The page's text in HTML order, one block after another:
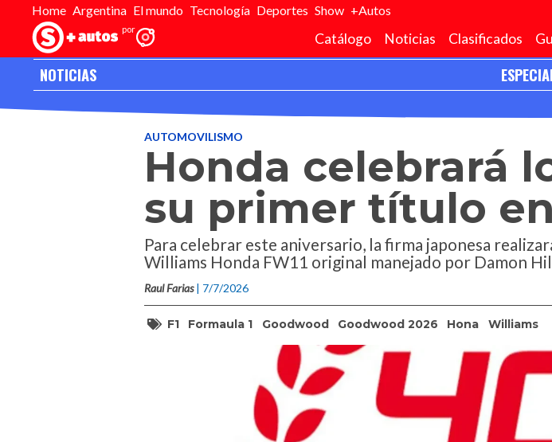
Home Argentina El mundo Tecnología Deportes Show +Autos
Catálogo Noticias Clasificados
Inicio>Editorial
NOTICIAS
AUTOMOVILISMO
Honda celebrará
su primer título en
Para celebrar este aniversario, la firma japonesa
Williams Honda FW11 original manejado por Damon
Raul Farias | 7/7/2026
F1 Formaula 1 Goodwood Goodwood 2026 Hona Williams